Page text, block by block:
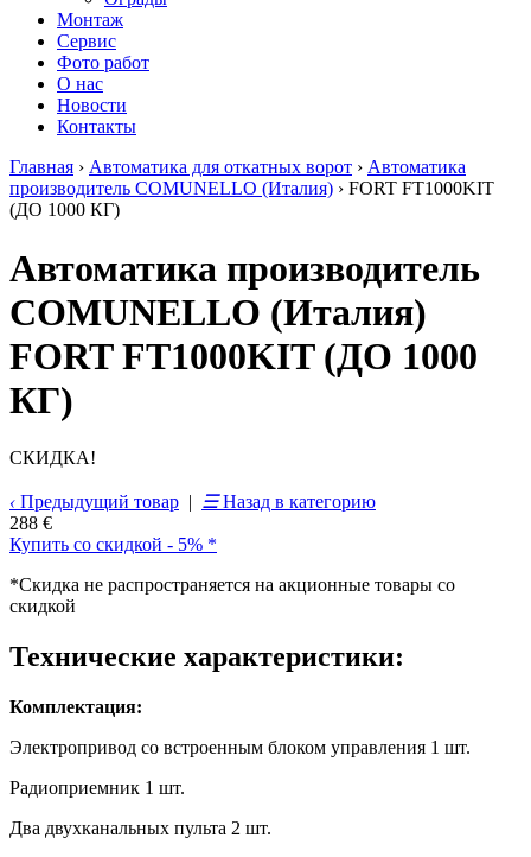
Монтаж
Сервис
Фото работ
О нас
Новости
Контакты
Главная › Автоматика для откатных ворот › Автоматика
производитель COMUNELLO (Италия) › FORT FT1000KIT
(ДО 1000 КГ)
Автоматика производитель
COMUNELLO (Италия)
FORT FT1000KIT (ДО 1000
КГ)
СКИДКА!
‹ Предыдущий товар | ☰Назад в категорию
288 €
Купить со скидкой - 5% *
*Скидка не распространяется на акционные товары со
скидкой
Технические характеристики:
Комплектация:
Электропривод со встроенным блоком управления 1 шт.
Радиоприемник 1 шт.
Два двухканальных пульта 2 шт.